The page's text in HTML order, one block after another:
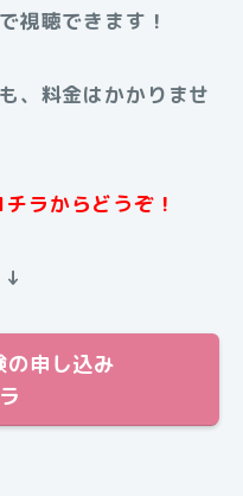
視聴できます！
、料金はかかりませ
ラからどうぞ！
の申し込み